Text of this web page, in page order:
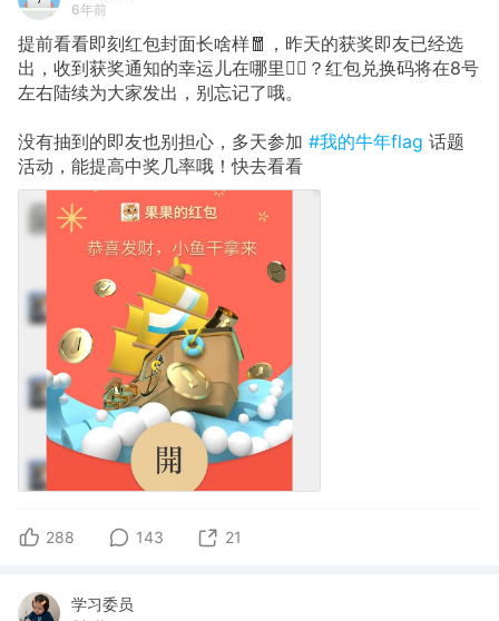
6年前
提前看看即刻红包封面长啥样🧧，昨天的获奖即友已经选
出，收到获奖通知的幸运儿在哪里🙋‍♂️？红包兑换码将在8号
左右陆续为大家发出，别忘记了哦。
没有抽到的即友也别担心，多天参加 #我的牛年flag 话题
活动，能提高中奖几率哦！快去看看
288 143 21
学习委员